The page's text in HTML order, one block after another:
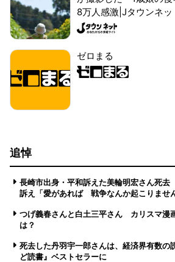
8万人感激|Jタウンネッ
ゼロまる
追悼
長崎市出身・平和訴えた美輪明宏さん死
訴え「愛があれば 戦争なんか起こりませ
つげ義春さんと白土三平さん カリスマ漫
は？
死去した丹羽宇一郎さんは、経済界有数
ど読書』ベストセラーに